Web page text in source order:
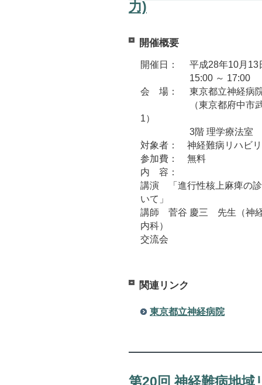
力)
開催概要
開催日： 平成28年10月13
15:00 ～ 17:00
会 場： 東京都立神経病
（東京都府中市武
1）
3階 理学療法室
対象者： 神経難病リハビ
参加費： 無料
内 容：
講演 「進行性核上麻痺の
いて」
講師 菅谷 慶三 先生（神
内科）
交流会
関連リンク
東京都立神経病院
第20回 神経難病地